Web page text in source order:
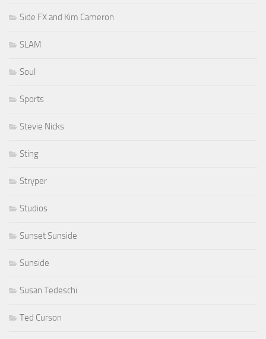
Side FX and Kim Cameron
SLAM
Soul
Sports
Stevie Nicks
Sting
Stryper
Studios
Sunset Sunside
Sunside
Susan Tedeschi
Ted Curson